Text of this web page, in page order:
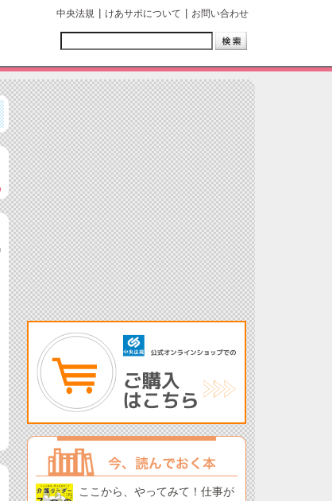
中央法規 けあサポについて お問い合わせ
ここから、やってみて！仕事が